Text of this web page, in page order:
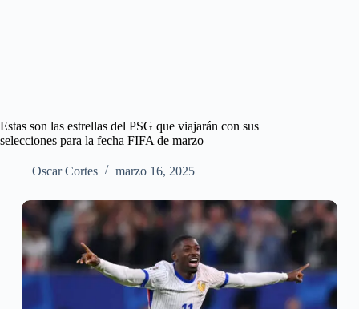
Estas son las estrellas del PSG que viajarán con sus
selecciones para la fecha FIFA de marzo
Oscar Cortes marzo 16, 2025